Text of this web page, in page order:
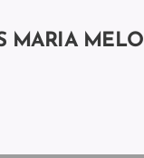
MARIA MELO